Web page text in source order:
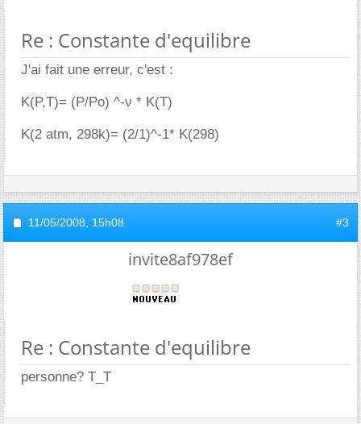
Re : Constante d'equilibre
J'ai fait une erreur, c'est :
K(P,T)= (P/Po) ^-ν * K(T)
K(2 atm, 298k)= (2/1)^-1* K(298)
11/05/2008, 15h08 #3
invite8af978ef
Re : Constante d'equilibre
personne? T_T